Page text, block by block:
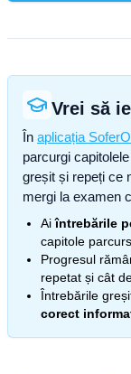
Vrei să
În aplicația
parcurgi
greșit și repeți ce
mergi la examen
Aiîntrebările
capitole
Progresul
repetat și cât
Întrebările
corect